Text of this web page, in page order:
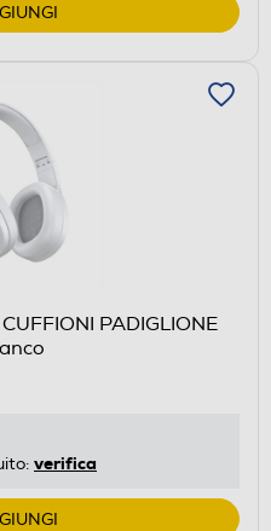
PADIGLIONE
verifica